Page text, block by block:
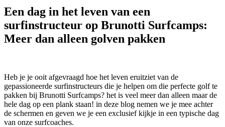
Een dag in het leven van een
surfinstructeur op Brunotti Surfcamps:
Meer dan alleen golven pakken
Heb je je ooit afgevraagd hoe het leven eruitziet van de
gepassioneerde surfinstructeurs die je helpen om die perfecte golf te
pakken bij Brunotti Surfcamps? het is veel meer dan alleen maar de
hele dag op een plank staan! in deze blog nemen we je mee achter
de schermen en geven we je een exclusief kijkje in een typische dag
van onze surfcoaches.